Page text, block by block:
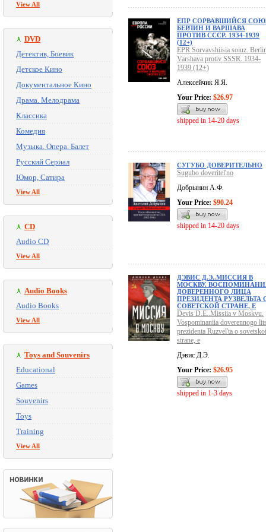
View All
DVD
Детектив, Боевик
Детское Кино
Документальное Кино
Драма. Мелодрама
Классика
Комедия
Музыка. Опера. Балет
Русский Сериал
Юмор, Сатира
View All
CD
Audio CD
View All
Audio Books
Audio Books
View All
Toys and Souvenirs
Educational
Games
Souvenirs
Toys
Training
View All
ЕПР СОРВАВШИЙСЯ
БЕРЛИН И ВАРШАВА
ПРОТИВ СССР. 1934-1939
(12+)
EPR Sorvavshiisia soiuz.
Varshava protiv SSSR. 1934-
1939 (12+)
Алексейчик Я.Я.
Your Price: $26.97
shipped in 14-20 days
СУГУБО ДОВЕРИТЕЛЬНО
Sugubo doveritel'no
Добрынин А.Ф.
Your Price: $90.24
shipped in 14-20 days
ДЭВИС Д.Э..МИССИЯ В
МОСКВУ.
ДОВЕРЕННОГО ЛИЦА
ПРЕЗИДЕНТА РУЗВЕЛЬТА
СОВЕТСКОЙ СТРАНЕ, Е
Devis D.E..Missiia v Moskvu.
Vospominaniia doverennogo
prezidenta Ruzvel'ta o sovetskoi
strane, e
Дэвис Д.Э.
Your Price: $26.95
shipped in 1-3 days